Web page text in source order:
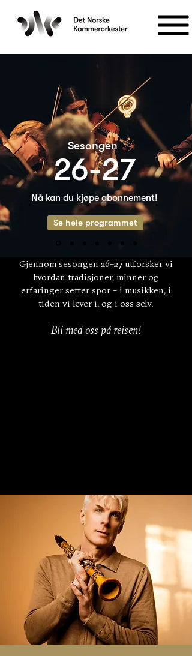
Sesongen
26-27
Nå kan du kjøpe abonnement!
Se hele programmet
Gjennom sesongen 26–27 utforsker vi
hvordan tradisjoner, minner og
erfaringer setter spor – i musikken, i
tiden vi lever i, og i oss selv.
Bli med oss på reisen!